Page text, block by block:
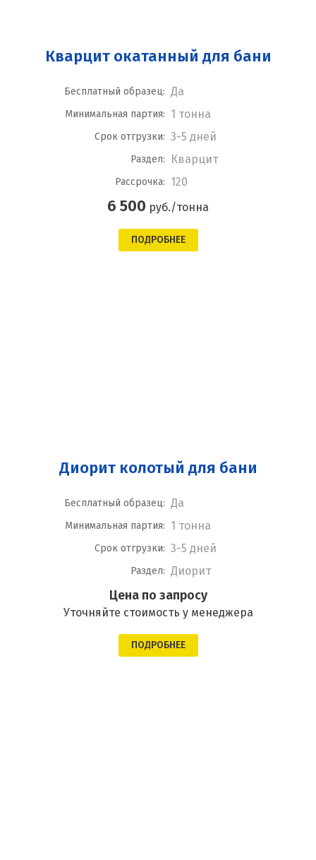
Кварцит окатанный для бани
Бесплатный образец: Да
Минимальная партия: 1 тонна
Срок отгрузки: 3-5 дней
Раздел: Кварцит
Рассрочка: 120
6 500 руб./тонна
ПОДРОБНЕЕ
Диорит колотый для бани
Бесплатный образец: Да
Минимальная партия: 1 тонна
Срок отгрузки: 3-5 дней
Раздел: Диорит
Цена по запросу
Уточняйте стоимость у менеджера
ПОДРОБНЕЕ